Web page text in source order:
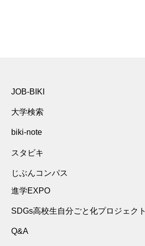
JOB-BIKI
大学検索
biki-note
スタビキ
じぶんコンパス
進学EXPO
SDGs高校生自分ごと化プロジェクト
Q&A